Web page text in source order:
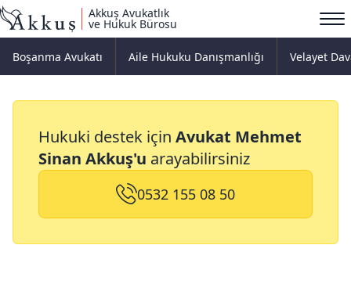
Akkuş Avukatlık
ve Hukuk Bürosu
Boşanma Avukatı Aile Hukuku Danışmanlığı Velayet
Hukuki destek için Avukat Mehmet
Sinan Akkuş'u arayabilirsiniz
0532 155 08 50